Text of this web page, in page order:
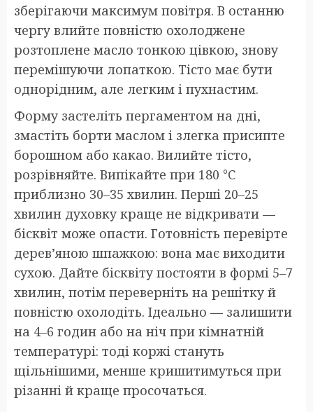
зберігаючи максимум повітря. В останню
чергу влийте повністю охолоджене
розтоплене масло тонкою цівкою, знову
перемішуючи лопаткою. Тісто має бути
однорідним, але легким і пухнастим.
Форму застеліть пергаментом на дні,
змастіть борти маслом і злегка присипте
борошном або какао. Вилийте тісто,
розрівняйте. Випікайте при 180 °C
приблизно 30–35 хвилин. Перші 20–25
хвилин духовку краще не відкривати —
бісквіт може опасти. Готовність перевірте
дерев’яною шпажкою: вона має виходити
сухою. Дайте бісквіту постояти в формі 5–7
хвилин, потім переверніть на решітку й
повністю охолодіть. Ідеально — залишити
на 4–6 годин або на ніч при кімнатній
температурі: тоді коржі стануть
щільнішими, менше кришитимуться при
різанні й краще просочаться.